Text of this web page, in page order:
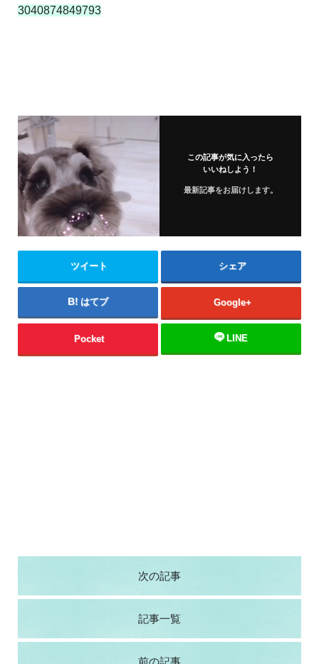
3040874849793
この記事が気に入ったら
いいねしよう！
最新記事をお届けします。
ツイート シェア
はてブ Google+
Pocket LINE
次の記事
記事一覧